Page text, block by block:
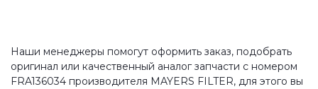
Наши менеджеры помогут оформить заказ, подобрать
оригинал или качественный аналог запчасти с номером
FRA136034 производителя MAYERS FILTER, для этого вы